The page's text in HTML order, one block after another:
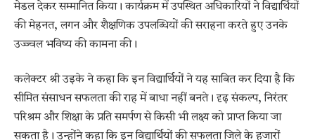
मेडल देकर सम्मानित किया। कार्यक्रम में उपस्थित अधिकारियों ने विद्यार्थियों
की मेहनत, लगन और शैक्षणिक उपलब्धियों की सराहना करते हुए उनके
उज्ज्वल भविष्य की कामना की।
कलेक्टर श्री उइके ने कहा कि इन विद्यार्थियों ने यह साबित कर दिया है कि
सीमित संसाधन सफलता की राह में बाधा नहीं बनते। दृढ़ संकल्प, निरंतर
परिश्रम और शिक्षा के प्रति समर्पण से किसी भी लक्ष्य को प्राप्त किया जा
सकता है। उन्होंने कहा कि इन विद्यार्थियों की सफलता जिले के हजारों